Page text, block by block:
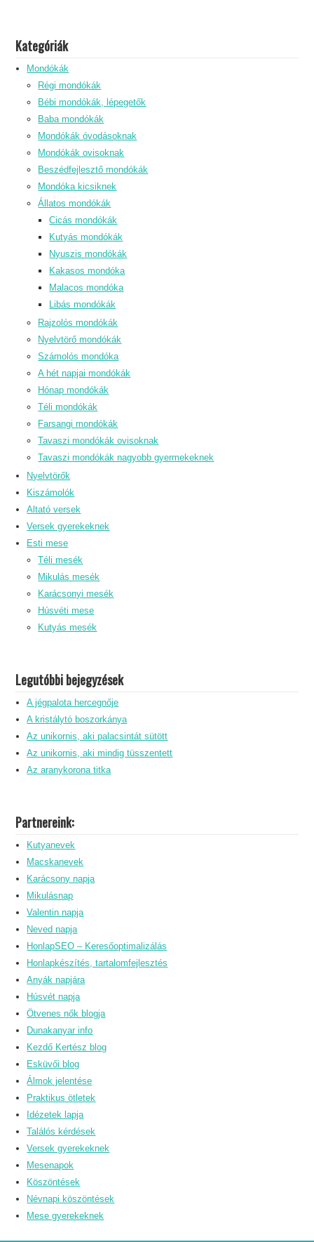
Kategóriák
Mondókák
Régi mondókák
Bébi mondókák, lépegetők
Baba mondókák
Mondókák óvodásoknak
Mondókák ovisoknak
Beszédfejlesztő mondókák
Mondóka kicsiknek
Állatos mondókák
Cicás mondókák
Kutyás mondókák
Nyuszis mondókák
Kakasos mondóka
Malacos mondóka
Libás mondókák
Rajzolós mondókák
Nyelvtörő mondókák
Számolós mondóka
A hét napjai mondókák
Hónap mondókák
Téli mondókák
Farsangi mondókák
Tavaszi mondókák ovisoknak
Tavaszi mondókák nagyobb gyermekeknek
Nyelvtörők
Kiszámolók
Altató versek
Versek gyerekeknek
Esti mese
Téli mesék
Mikulás mesék
Karácsonyi mesék
Húsvéti mese
Kutyás mesék
Legutóbbi bejegyzések
A jégpalota hercegnője
A kristálytó boszorkánya
Az unikornis, aki palacsintát sütött
Az unikornis, aki mindig tüsszentett
Az aranykorona titka
Partnereink:
Kutyanevek
Macskanevek
Karácsony napja
Mikulásnap
Valentin napja
Neved napja
HonlapSEO – Keresőoptimalizálás
Honlapkészítés, tartalomfejlesztés
Anyák napjára
Húsvét napja
Ötvenes nők blogja
Dunakanyar info
Kezdő Kertész blog
Esküvői blog
Álmok jelentése
Praktikus ötletek
Idézetek lapja
Találós kérdések
Versek gyerekeknek
Mesenapok
Köszöntések
Névnapi köszöntések
Mese gyerekeknek